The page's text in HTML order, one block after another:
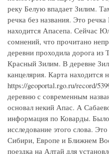
реку Белую впадает Зилим.
речка без названия. Это
находится Апасепа. Сейчас
сомнений, что прочитано
деревни проходила дорога из
Красный Зилим. В деревне
канцелярия. Карта находится
https://geoportal.rgo.ru/record/
деревню с современным
основал некий Апас. А
информация по Коварды. Было
исследование этого слова.
Сибири, Европе и Ближнем
поездка на Алтай для